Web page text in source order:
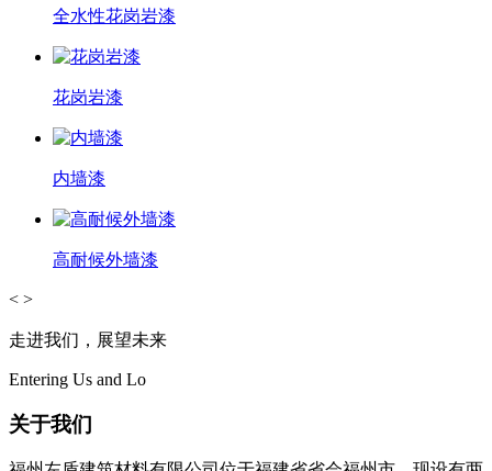
全水性花岗岩漆
花岗岩漆
内墙漆
高耐候外墙漆
< >
走进我们，展望未来
Entering Us and Lo
关于我们